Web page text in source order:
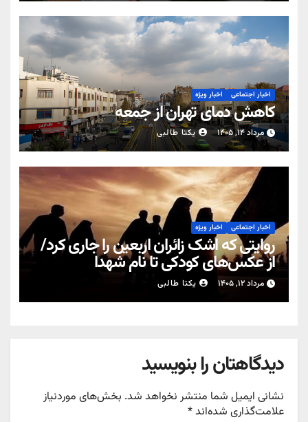
اخبار اجتماعی اخبار ویژه
کاهش دمای تهران از جمعه
مرداد ۱۴, ۱۴۰۵ یکتا طالبی
اخبار اجتماعی اخبار ویژه
روایتی که اشک زائران اربعین را جاری کرد/
از عکس‌های کودکی تا نام شهدا
مرداد ۱۲, ۱۴۰۵ یکتا طالبی
دیدگاهتان را بنویسید
نشانی ایمیل شما منتشر نخواهد شد. بخش‌های موردنیاز
علامت‌گذاری شده‌اند*